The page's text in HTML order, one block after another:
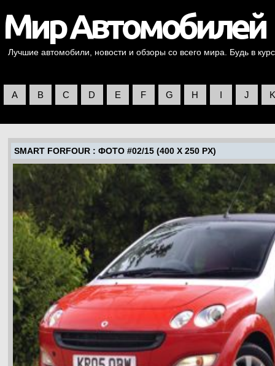
Лучшие автомобили, новости и обзоры со всего мира. Будь в
A B C D E F G H I J K
SMART FORFOUR : ФОТО #02/15 (400 X 250 PX)